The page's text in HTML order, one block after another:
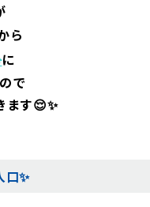
ら
に
で
ます😌✨
口✨